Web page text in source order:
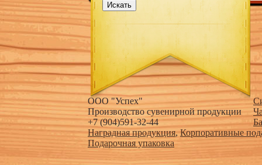
Искать
ООО "Успех"
Производство сувенирной продукции
+7 (904)591-32-44
Наградная продукция,Корпоративные
Подарочная упаковка